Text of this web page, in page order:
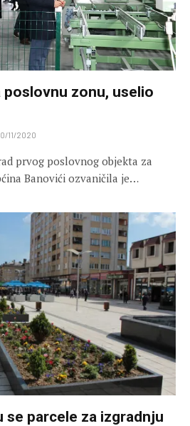
poslovnu zonu, uselio
11/2020
prvog poslovnog objekta za
Banovići ozvaničila je…
se parcele za izgradnju